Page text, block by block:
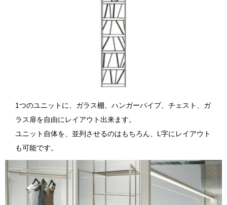
1つのユニットに、ガラス棚、ハンガーパイプ、チェスト、ガ
ラス扉を自由にレイアウト出来ます。
ユニット自体を、並列させるのはもちろん、L字にレイアウト
も可能です。